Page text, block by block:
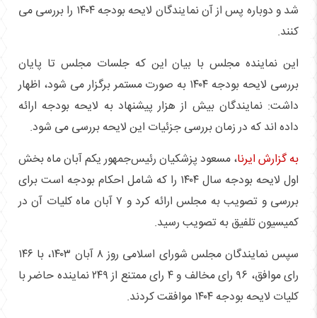
شد و دوباره پس از آن نمایندگان لایحه بودجه ۱۴۰۴ را بررسی می
کنند.
این نماینده مجلس با بیان این که جلسات مجلس تا پایان
بررسی لایحه بودجه ۱۴۰۴ به صورت مستمر برگزار می شود، اظهار
داشت: نمایندگان بیش از هزار پیشنهاد به لایحه بودجه ارائه
داده اند که در زمان بررسی جزئیات این لایحه بررسی می شود.
به گزارش ایرنا، مسعود پزشکیان رئیس‌جمهور یکم آبان ماه بخش
اول لایحه بودجه سال ۱۴۰۴ را که شامل احکام بودجه است برای
بررسی و تصویب به مجلس ارائه کرد و ۷ آبان ماه کلیات آن در
کمیسیون تلفیق به تصویب رسید.
سپس نمایندگان مجلس شورای اسلامی روز ۸ آبان ۱۴۰۳، با ۱۴۶
رای موافق، ۹۶ رای مخالف و ۴ رای ممتنع از ۲۴۹ نماینده حاضر با
کلیات لایحه بودجه ۱۴۰۴ موافقت کردند.